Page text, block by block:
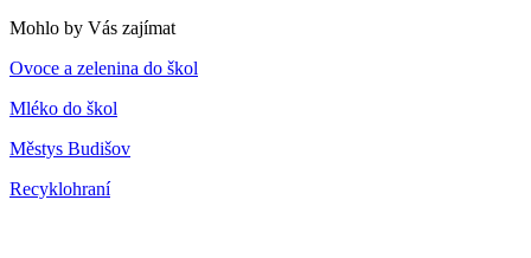
Mohlo by Vás zajímat
Ovoce a zelenina do škol
Mléko do škol
Městys Budišov
Recyklohraní